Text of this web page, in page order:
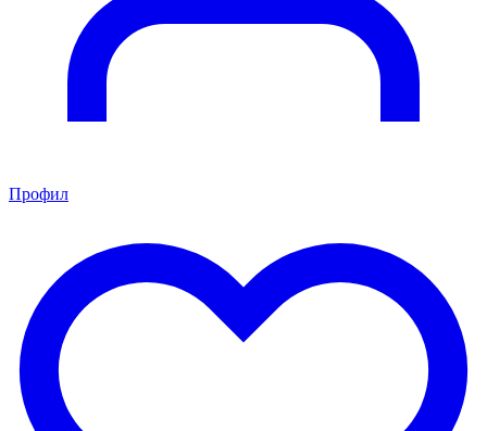
Профил